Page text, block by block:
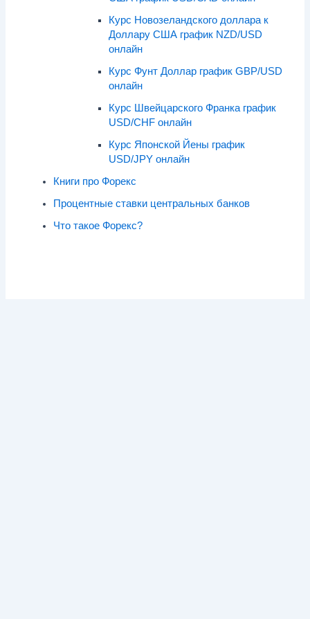
Курс Новозеландского доллара к
Доллару США график NZD/USD
онлайн
Курс Фунт Доллар график GBP/USD
онлайн
Курс Швейцарского Франка график
USD/CHF онлайн
Курс Японской Йены график
USD/JPY онлайн
Книги про Форекс
Процентные ставки центральных банков
Что такое Форекс?